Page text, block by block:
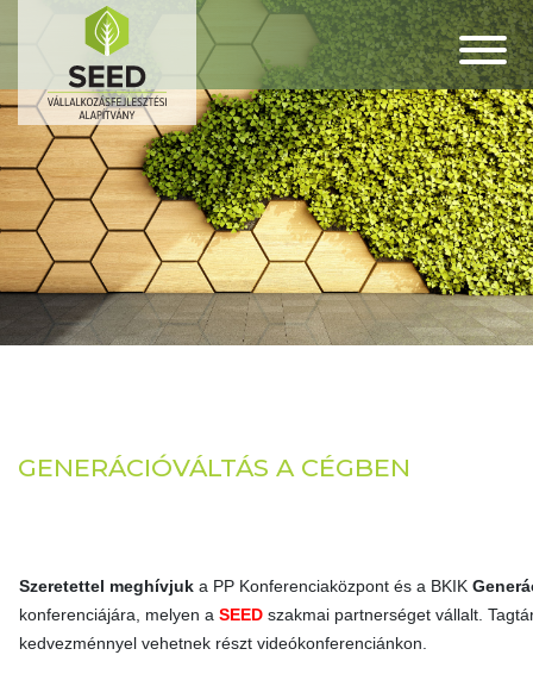
GENERÁCIÓVÁLTÁS A CÉGBEN
Szeretettel meghívjuk a PP Konferenciaközpont és a BKIK
konferenciájára, melyen a SEED szakmai partnerséget vállalt.
kedvezménnyel vehetnek részt videókonferenciánkon.